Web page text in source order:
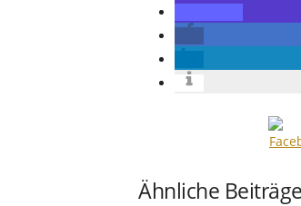
Ähnliche Beiträge